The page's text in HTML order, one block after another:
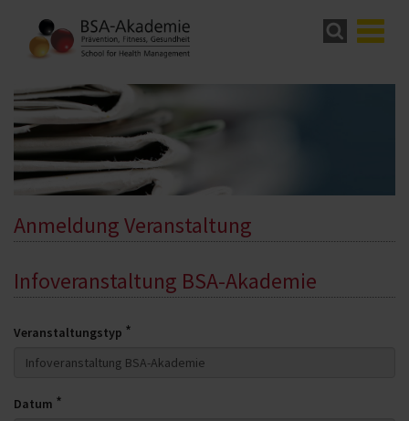
Anmeldung Veranstaltung
Infoveranstaltung BSA-Akademie
Veranstaltungstyp *
Datum *